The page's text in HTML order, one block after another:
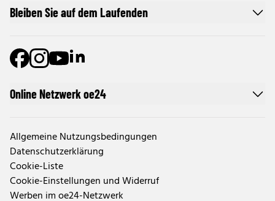
Online Netzwerk oe24
Allgemeine Nutzungsbedingungen
Datenschutzerklärung
Cookie-Liste
Cookie-Einstellungen und Widerruf
Werben im oe24-Netzwerk
Bleiben Sie auf dem Laufenden